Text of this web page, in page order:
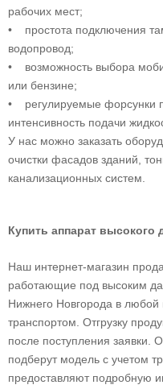
рабочих мест;
• простота подключения
водопровод;
• возможность выбора
или бензине;
• регулируемые форсунки
интенсивность подачи
У нас можно заказать
очистки фасадов зданий,
канализационных систем.
Купить аппарат высокого
Наш интернет-магазин
работающие под высоким
Нижнего Новгорода в
транспортом. Отгрузку
после поступления заявки.
подберут модель с учетом
предоставляют подробную